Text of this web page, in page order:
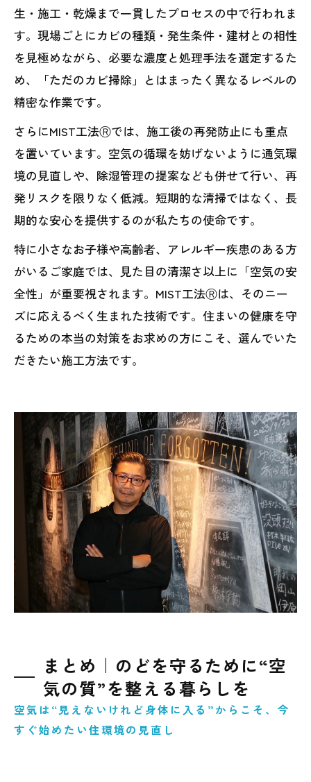
生・施工・乾燥まで一貫したプロセスの中で行われま
す。現場ごとにカビの種類・発生条件・建材との相性
を見極めながら、必要な濃度と処理手法を選定するた
め、「ただのカビ掃除」とはまったく異なるレベルの
精密な作業です。
さらにMIST工法Ⓡでは、施工後の再発防止にも重点
を置いています。空気の循環を妨げないように通気環
境の見直しや、除湿管理の提案なども併せて行い、再
発リスクを限りなく低減。短期的な清掃ではなく、長
期的な安心を提供するのが私たちの使命です。
特に小さなお子様や高齢者、アレルギー疾患のある方
がいるご家庭では、見た目の清潔さ以上に「空気の安
全性」が重要視されます。MIST工法Ⓡは、そのニー
ズに応えるべく生まれた技術です。住まいの健康を守
るための本当の対策をお求めの方にこそ、選んでいた
だきたい施工方法です。
まとめ｜のどを守るために“空
気の質”を整える暮らしを
空気は“見えないけれど身体に入る”からこそ、今
すぐ始めたい住環境の見直し